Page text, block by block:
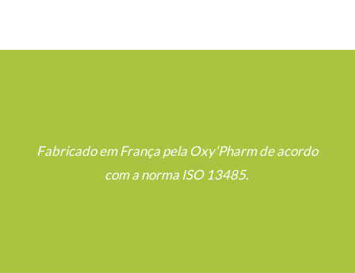
Fabricado em França pela Oxy’Pharm de acordo
com a norma ISO 13485.